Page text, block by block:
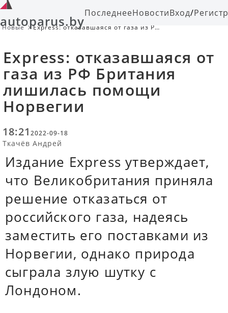
autoparus.byПоследнееНовостиВход/
Новые
Express: отказавшаяся от газа из РФ
Express: отказавшаяся от
газа из РФ Британия
лишилась помощи
Норвегии
18:21 2022-09-18
Ткачёв Андрей
Издание Express утверждает,
что Великобритания приняла
решение отказаться от
российского газа, надеясь
заместить его поставками из
Норвегии, однако природа
сыграла злую шутку с
Лондоном.